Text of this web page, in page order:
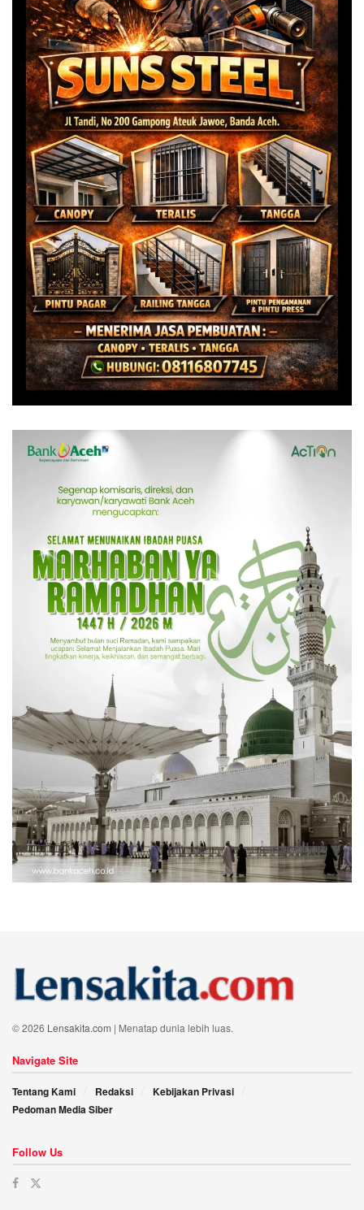
© 2026 Lensakita.com | Menatap dunia lebih luas.
Navigate Site
Tentang Kami Redaksi
Kebijakan Privasi
Pedoman Media Siber
Follow Us